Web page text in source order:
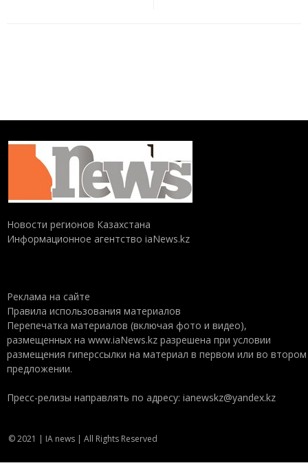
Новости регионов Казахстана
Информационное агентство iaNews.kz
Реклама на сайте
Правила использования материалов
Перепечатка материалов (включая фото и видео),
размещенных на www.iaNews.kz разрешена при условии
размещения гиперссылки на материал в первом или во втором
предложении.
Пресс-релизы направлять по адресу: ianewskz@yandex.kz
© 2021 | IA news | All Rights Reserved